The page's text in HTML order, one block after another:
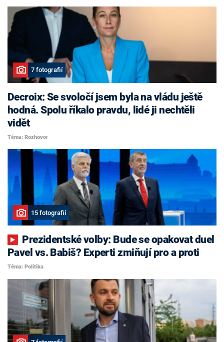
7 fotografií
Decroix: Se svoločí jsem byla na vládu ještě
hodná. Spolu říkalo pravdu, lidé ji nechtěli
vidět
Téma: Rozhovor
15 fotografií
Pavel vs. Babiš? Experti zmiňují pro a proti
Téma: Politika